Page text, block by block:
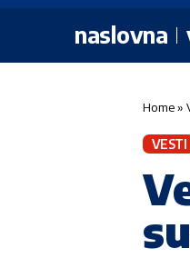
naslovna
Home»
VESTI